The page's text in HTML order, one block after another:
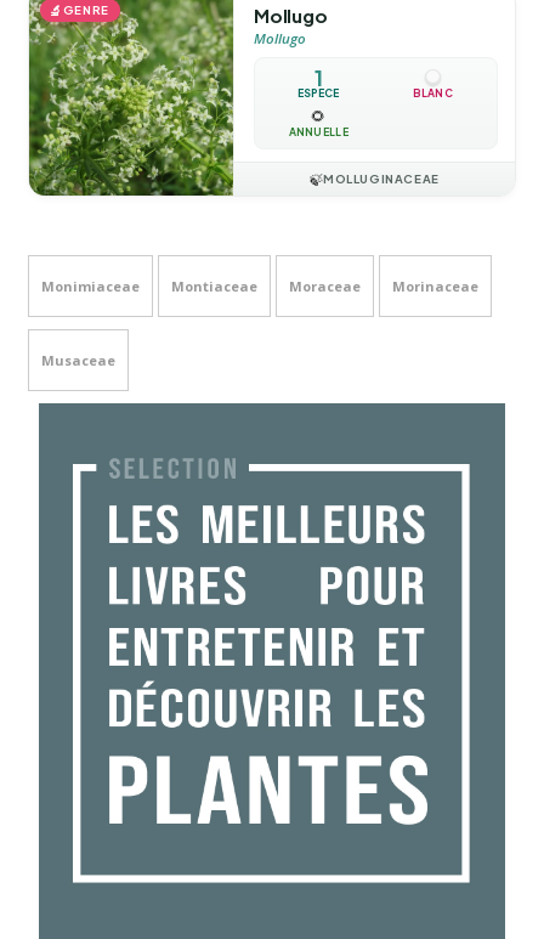
🔬 GENRE Mollugo
Mollugo
1
ESPÈCE BLANC
🌻
ANNUELLE
🍃MOLLUGINACEAE
Monimiaceae Montiaceae Moraceae Morinaceae
Musaceae